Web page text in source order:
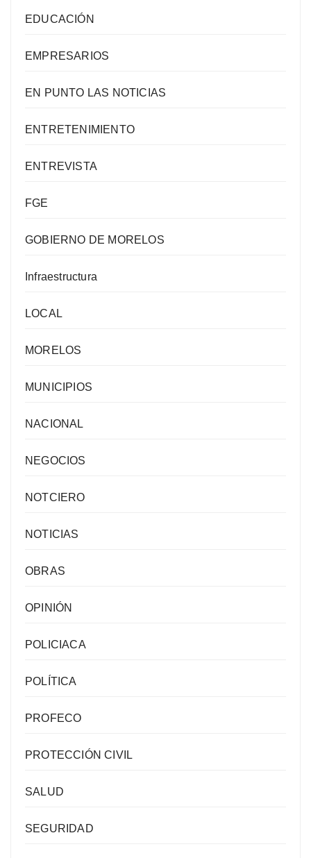
EDUCACIÓN
EMPRESARIOS
EN PUNTO LAS NOTICIAS
ENTRETENIMIENTO
ENTREVISTA
FGE
GOBIERNO DE MORELOS
Infraestructura
LOCAL
MORELOS
MUNICIPIOS
NACIONAL
NEGOCIOS
NOTCIERO
NOTICIAS
OBRAS
OPINIÓN
POLICIACA
POLÍTICA
PROFECO
PROTECCIÓN CIVIL
SALUD
SEGURIDAD